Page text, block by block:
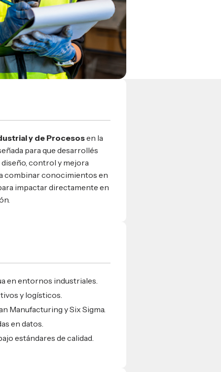
y de Procesosen la
para que desarrollés
control y mejora
combinar conocimientos en
impactar directamente en
en entornos industriales.
y logísticos.
Manufacturing y Six Sigma.
en datos.
estándares de calidad.